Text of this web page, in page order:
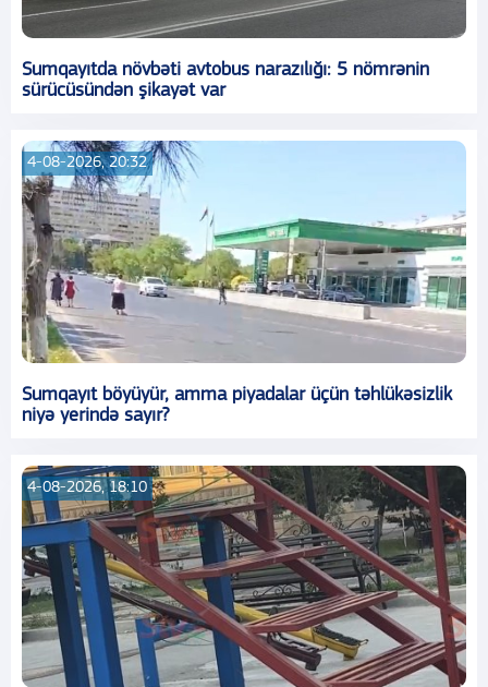
Sumqayıtda növbəti avtobus narazılığı: 5 nömrənin
sürücüsündən şikayət var
4-08-2026, 20:32
Sumqayıt böyüyür, amma piyadalar üçün təhlükəsizlik
niyə yerində sayır?
4-08-2026, 18:10